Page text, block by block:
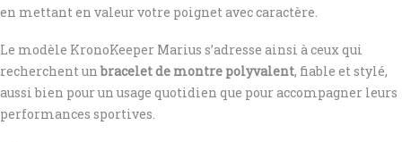
en mettant en valeur votre poignet avec caractère.
Le modèle KronoKeeper Marius s’adresse ainsi à ceux qui
recherchent unbracelet de montre polyvalent, fiable et stylé,
aussi bien pour un usage quotidien que pour accompagner leurs
performances sportives.